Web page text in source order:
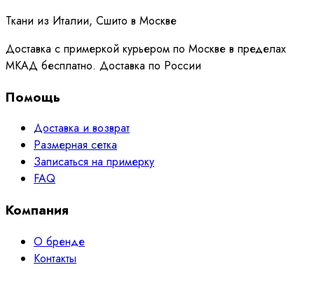
Ткани из Италии, Сшито в Москве
Доставка с примеркой курьером по Москве в пределах
МКАД бесплатно. Доставка по России
Помощь
Доставка и возврат
Размерная сетка
Записаться на примерку
FAQ
Компания
О бренде
Контакты